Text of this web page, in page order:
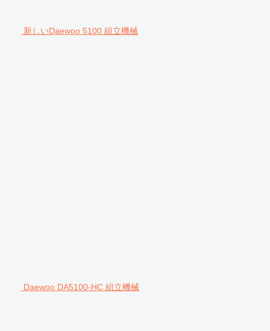
新しいDaewoo 5100 組立機械
Daewoo DA5100-HC 組立機械